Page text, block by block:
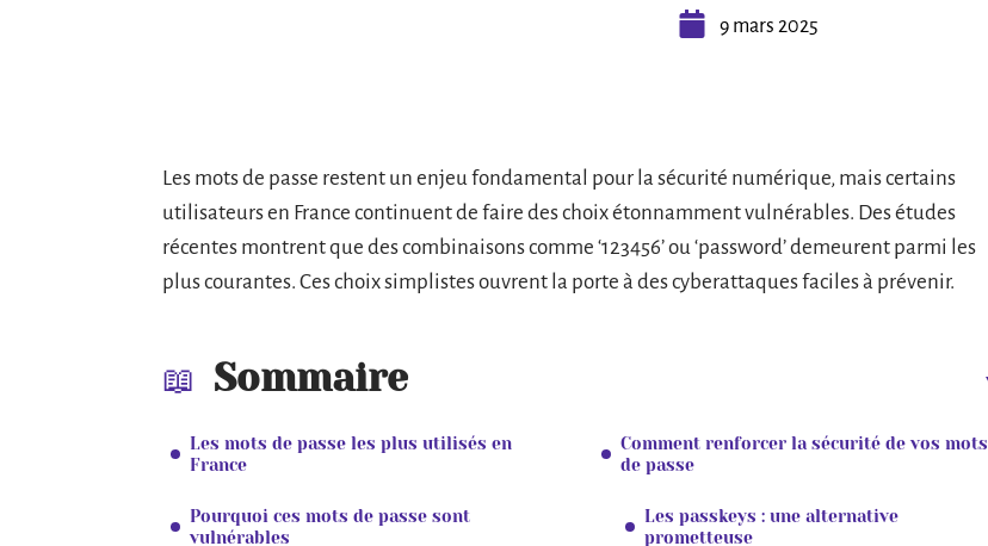
9 mars 2025
Les mots de passe restent un enjeu fondamental pour la sécurité numérique, mais certains
utilisateurs en France continuent de faire des choix étonnamment vulnérables. Des études
récentes montrent que des combinaisons comme ‘123456’ ou ‘password’ demeurent parmi les
plus courantes. Ces choix simplistes ouvrent la porte à des cyberattaques faciles à prévenir.
Sommaire
Les mots de passe les plus utilisés en
France
Pourquoi ces mots de passe sont
vulnérables
Comment renforcer la sécurité de vos mots
de passe
Les passkeys : une alternative
prometteuse